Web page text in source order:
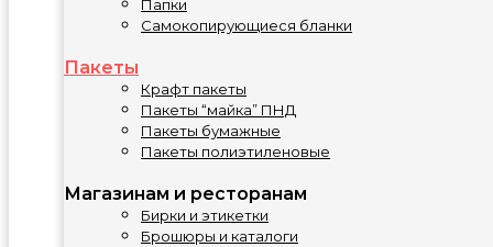
Папки
Самокопирующиеся бланки
Пакеты
Крафт пакеты
Пакеты “майка” ПНД
Пакеты бумажные
Пакеты полиэтиленовые
Магазинам и ресторанам
Бирки и этикетки
Брошюры и каталоги